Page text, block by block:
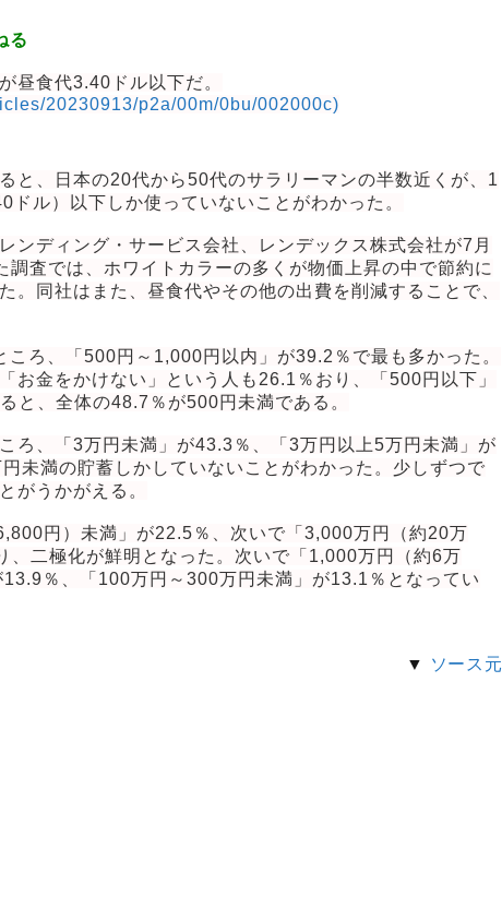
る
昼食代3.40ドル以下だ。
20230913/p2a/00m/0bu/002000c)
と、日本の20代から50代のサラリーマンの半数近くが、1
ドル）以下しか使っていないことがわかった。
ンディング・サービス会社、レンデックス株式会社が7月
査では、ホワイトカラーの多くが物価上昇の中で節約に
。同社はまた、昼食代やその他の出費を削減することで、
ろ、「500円～1,000円以内」が39.2％で最も多かった。
お金をかけない」という人も26.1％おり、「500円以下」
と、全体の48.7％が500円未満である。
ろ、「3万円未満」が43.3％、「3万円以上5万円未満」が
未満の貯蓄しかしていないことがわかった。少しずつで
がうかがえる。
円）未満」が22.5％、次いで「3,000万円（約20万
、二極化が鮮明となった。次いで「1,000万円（約6万
％、「100万円～300万円未満」が13.1％となってい
▼ ソース元